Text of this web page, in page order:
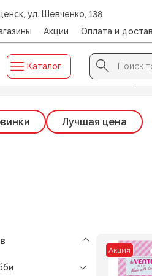
ул. Шевченко, 138
Акции Оплата и
Каталог
Search
for:
Search Button
ДЛЯ ТВОРЧЕСТВА И ХОББИ/
Лучшая цена
Акция